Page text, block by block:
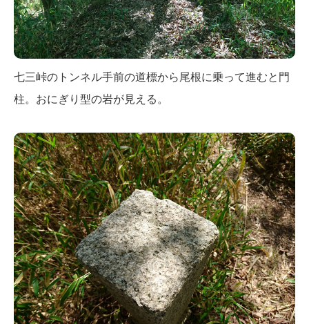
七三峠のトンネル手前の道標から尾根に乗って進むと門
柱。おにぎり型の岩が見える。